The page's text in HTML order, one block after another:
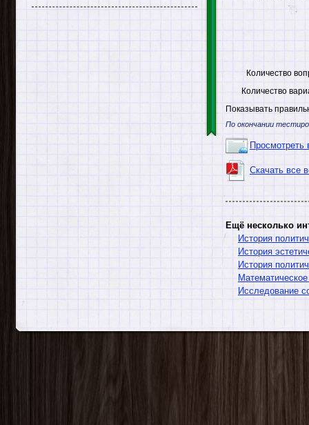
Количество
Количество
Показывать
По окончании
Просмотреть
Скачать все
Ещё несколько
История
История
История
Исследование